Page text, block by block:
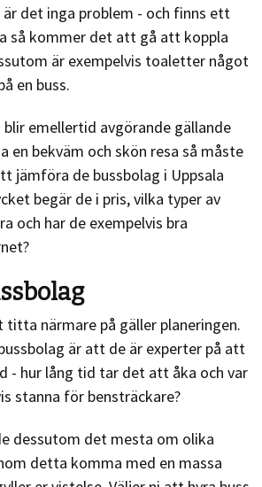
är det inga problem - och finns ett
så kommer det att gå att koppla
är exempelvis toaletter något
en buss.
blir emellertid avgörande gällande
en bekväm och skön resa så måste
jämföra de bussbolag i Uppsala
begär de i pris, vilka typer av
och har de exempelvis bra
titta närmare på gäller planeringen.
är att de är experter på att
- hur lång tid tar det att åka och var
stanna för bensträckare?
dessutom det mesta om olika
detta komma med en massa